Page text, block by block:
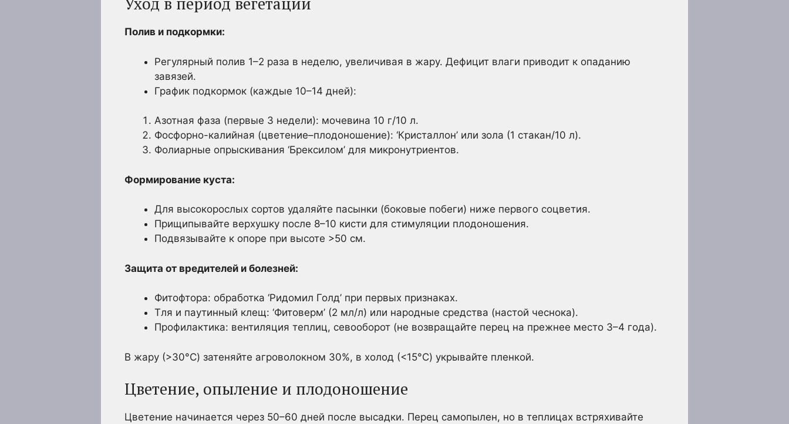
Полив и подкормки:
Регулярный полив 1–2 раза в неделю, увеличивая в жару. Дефицит влаги приводит к опаданию
завязей.
График подкормок (каждые 10–14 дней):
Азотная фаза (первые 3 недели): мочевина 10 г/10 л.
Фосфорно-калийная (цветение–плодоношение): ‘Кристаллон’ или зола (1 стакан/10 л).
Фолиарные опрыскивания ‘Брексилом’ для микронутриентов.
Формирование куста:
Для высокорослых сортов удаляйте пасынки (боковые побеги) ниже первого соцветия.
Прищипывайте верхушку после 8–10 кисти для стимуляции плодоношения.
Подвязывайте к опоре при высоте >50 см.
Защита от вредителей и болезней:
Фитофтора: обработка ‘Ридомил Голд’ при первых признаках.
Тля и паутинный клещ: ‘Фитоверм’ (2 мл/л) или народные средства (настой чеснока).
Профилактика: вентиляция теплиц, севооборот (не возвращайте перец на прежнее место 3–4 года).
В жару (>30°C) затеняйте агроволокном 30%, в холод (<15°C) укрывайте пленкой.
Цветение, опыление и плодоношение
Цветение начинается через 50–60 дней после высадки. Перец самопылен, но в теплицах встряхивайте